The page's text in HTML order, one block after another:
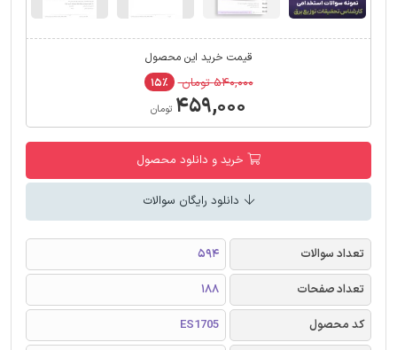
قیمت خرید این محصول
۵۴۰,۰۰۰ تومان ۱۵٪
۴۵۹,۰۰۰ تومان
خرید و دانلود محصول
دانلود رایگان سوالات
تعداد سوالات
594
تعداد صفحات
188
کد محصول
ES1705